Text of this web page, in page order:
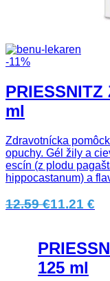
-11%
ml
Zdravotnícka
opuchy. Gél žily a
escín (z plodu
hippocastanum) a
12.59 €11.21 €
125 ml